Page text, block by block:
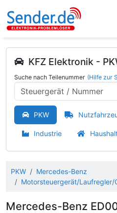
KFZ Elektronik -
Suche nach Teilenummer (Hilfe zur
PKW
Industrie
PKW
Mercedes-Benz
Motorsteuergerät/Laufregler/
Mercedes-Benz